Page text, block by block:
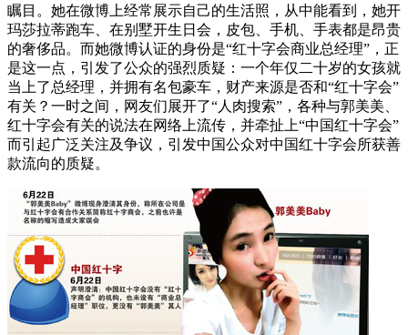
瞩目。她在微博上经常展示自己的生活照，从中能看到，她开
玛莎拉蒂跑车、在别墅开生日会，皮包、手机、手表都是昂贵
的奢侈品。而她微博认证的身份是“红十字会商业总经理”，正
是这一点，引发了公众的强烈质疑：一个年仅二十岁的女孩就
当上了总经理，并拥有名包豪车，财产来源是否和“红十字会”
有关？一时之间，网友们展开了“人肉搜索”，各种与郭美美、
红十字会有关的说法在网络上流传，并牵扯上“中国红十字会”
而引起广泛关注及争议，引发中国公众对中国红十字会所获善
款流向的质疑。